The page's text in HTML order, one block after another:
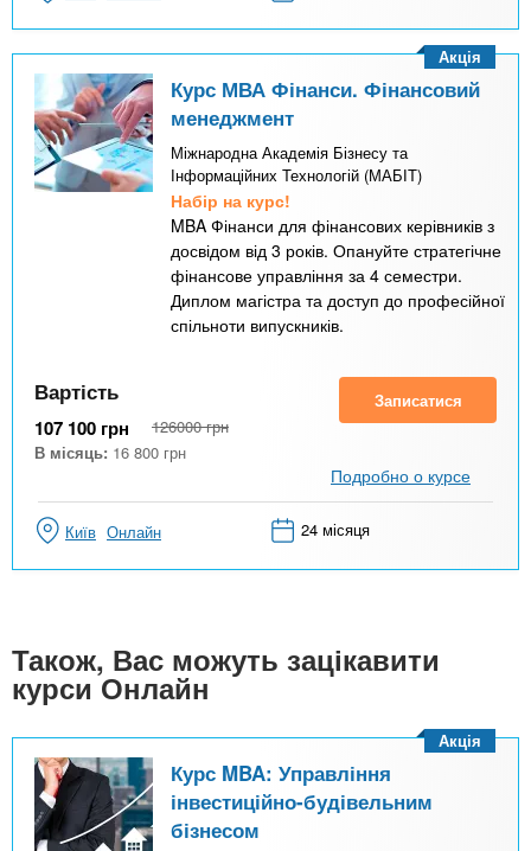
Курс МВА Фінанси. Фінансовий
менеджмент
Міжнародна Академія Бізнесу та
Інформаційних Технологій (МАБІТ)
Набір на курс!
MBA Фінанси для фінансових керівників з
досвідом від 3 років. Опануйте стратегічне
фінансове управління за 4 семестри.
Диплом магістра та доступ до професійної
спільноти випускників.
Акція
Вартість
107 100 грн 126000 грн
В місяць: 16 800 грн
Записатися
Подробно о курсе
Київ Онлайн 24 місяця
Також, Вас можуть зацікавити
курси Онлайн
Курс MBA: Управління
інвестиційно-будівельним
бізнесом
Акція